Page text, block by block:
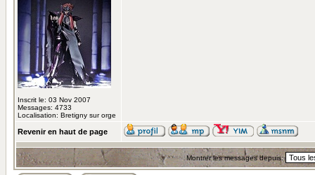
Inscrit le: 03 Nov 2007
Messages: 4733
Localisation: Bretigny sur orge
Revenir en haut de page
Montrer les messages depuis: